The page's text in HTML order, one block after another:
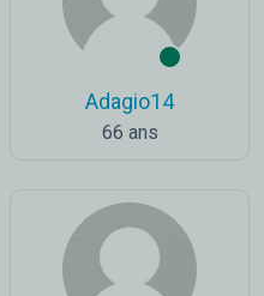
Adagio14
66 ans